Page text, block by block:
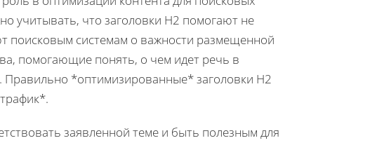
учитывать, что заголовки H2 помогают не
поисковым системам о важности размещенной
помогающие понять, о чем идет речь в
Правильно *оптимизированные* заголовки H2
заявленной теме и быть полезным для